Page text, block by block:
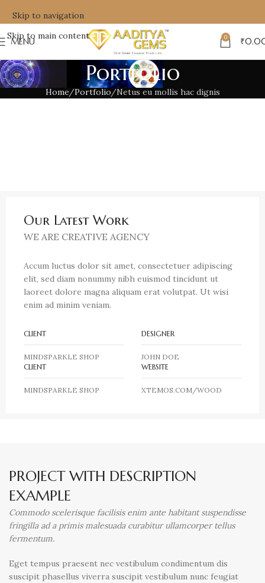
Skip to navigation
Skip to main content
MENU 0 ₹
Portfolio
Home Portfolio Netus eu mollis hac dignis
Our Latest Work
WE ARE CREATIVE AGENCY
Accum luctus dolor sit amet, consectetuer adipiscing
elit, sed diam nonummy nibh euismod tincidunt ut
laoreet dolore magna aliquam erat volutpat. Ut wisi
enim ad minim veniam.
CLIENT
MINDSPARKLE SHOP
DESIGNER
JOHN DOE
CLIENT
MINDSPARKLE SHOP
WEBSITE
XTEMOS.COM/WOOD
PROJECT WITH DESCRIPTION
EXAMPLE
Commodo scelerisque facilisis enim ante habitant suspendisse
fringilla ad a primis malesuada curabitur ullamcorper tellus
fermentum.
Eget tempus praesent nec vestibulum condimentum dis
suscipit phasellus viverra suscipit vestibulum nunc feugiat